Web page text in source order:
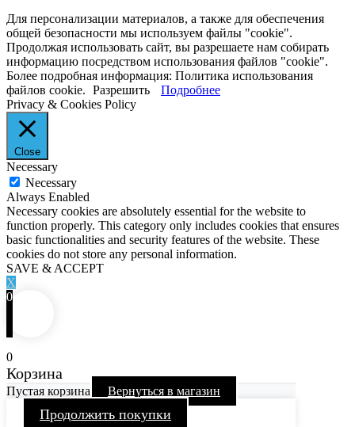
Для персонализации материалов, а также для обеспечения
общей безопасности мы используем файлы "cookie".
Продолжая использовать сайт, вы разрешаете нам собирать
информацию посредством использования файлов "cookie".
Более подробная информация: Политика использования
файлов cookie. Разрешить
Подробнее
Privacy & Cookies Policy
Close
Necessary
Necessary
Always Enabled
Necessary cookies are absolutely essential for the website to
function properly. This category only includes cookies that ensures
basic functionalities and security features of the website. These
cookies do not store any personal information.
SAVE & ACCEPT
X
0
0
Корзина
Пустая корзина Вернуться в магазин
Продолжить покупки